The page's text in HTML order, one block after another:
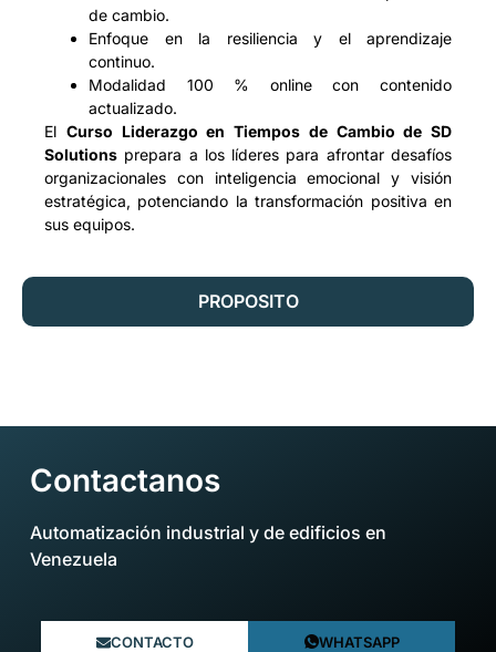
PROPOSITO
de cambio.
Enfoque en la resiliencia y el aprendizaje
continuo.
Modalidad 100 % online con contenido
actualizado.
El Curso Liderazgo en Tiempos de Cambio de SD
Solutions prepara a los líderes para afrontar desafíos
organizacionales con inteligencia emocional y visión
estratégica, potenciando la transformación positiva en
sus equipos.
Contactanos
Automatización industrial y de edificios en
Venezuela​
CONTACTO WHATSAPP